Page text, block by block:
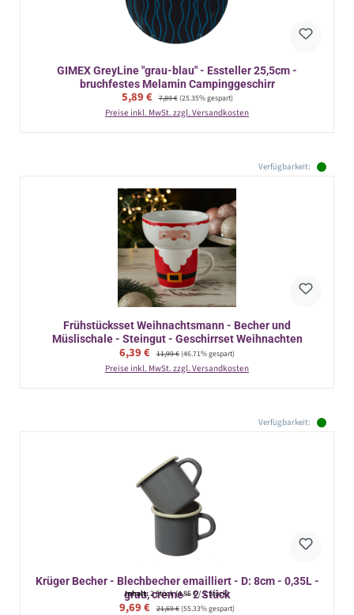
GIMEX GreyLine "grau-blau" - Essteller 25,5cm -
bruchfestes Melamin Campinggeschirr
Verkaufspreis:
5,89 € Regulärer Preis:
7,89 €(25.35% gespart)
Preise inkl. MwSt. zzgl. Versandkosten
Verfügbarkeit:
Frühstücksset Weihnachtsmann - Becher und
Müslischale - Steingut - Geschirrset Weihnachten
Verkaufspreis:
6,39 € Regulärer Preis:
11,99 €(46.71% gespart)
Preise inkl. MwSt. zzgl. Versandkosten
Verfügbarkeit:
Krüger Becher - Blechbecher emailliert - D: 8cm - 0,35L -
grau, creme - 2 Stück
Inhalt:2 Stück(4,85 € / 1 Stück)
Verkaufspreis:
9,69 € Regulärer Preis:
21,69 €(55.33% gespart)